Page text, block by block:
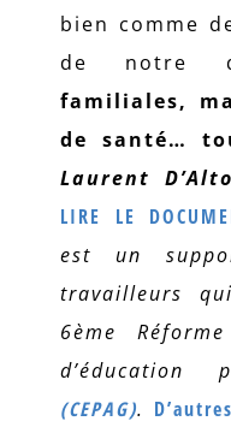
bien comme
de notre
familiales,
de santé…
Laurent
LIRE LE
est un
travailleurs
6ème
d’éducation
(CEPAG).